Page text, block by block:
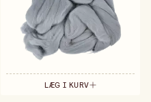
LÆG I KURV